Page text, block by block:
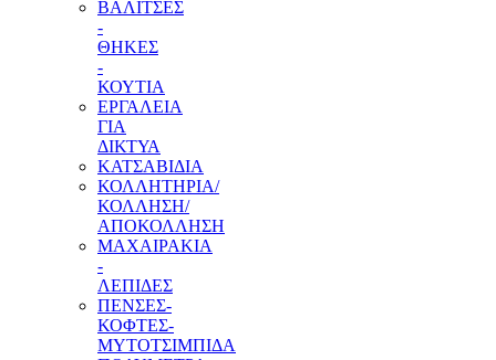
ΒΑΛΙΤΣΕΣ
-
ΘΗΚΕΣ
-
ΚΟΥΤΙΑ
ΕΡΓΑΛΕΙΑ
ΓΙΑ
ΔΙΚΤΥΑ
ΚΑΤΣΑΒΙΔΙΑ
ΚΟΛΛΗΤΗΡΙΑ/
ΚΟΛΛΗΣΗ/
ΑΠΟΚΟΛΛΗΣΗ
ΜΑΧΑΙΡΑΚΙΑ
-
ΛΕΠΙΔΕΣ
ΠΕΝΣΕΣ-
ΚΟΦΤΕΣ-
ΜΥΤΟΤΣΙΜΠΙΔΑ